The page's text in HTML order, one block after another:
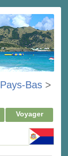
Pays-Bas >
Voyager